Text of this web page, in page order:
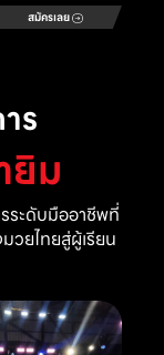
สมัครเลย
ร
ยิม
ระดับมืออาชีพที่
ยไทยสู่ผู้เรียน